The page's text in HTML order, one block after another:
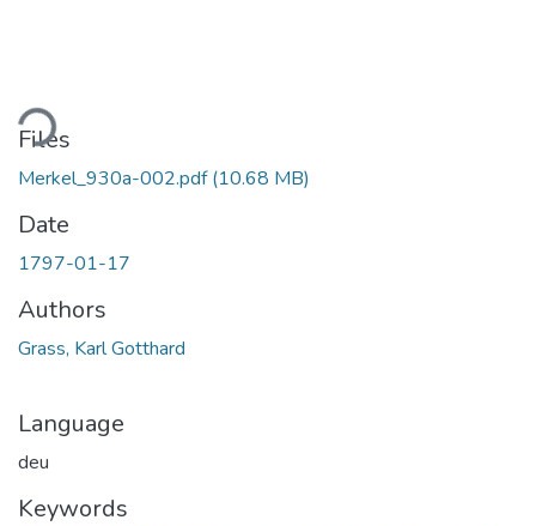
Files
Merkel_930a-002.pdf(10.68 MB)
Date
1797-01-17
Authors
Grass, Karl Gotthard
Language
deu
Keywords